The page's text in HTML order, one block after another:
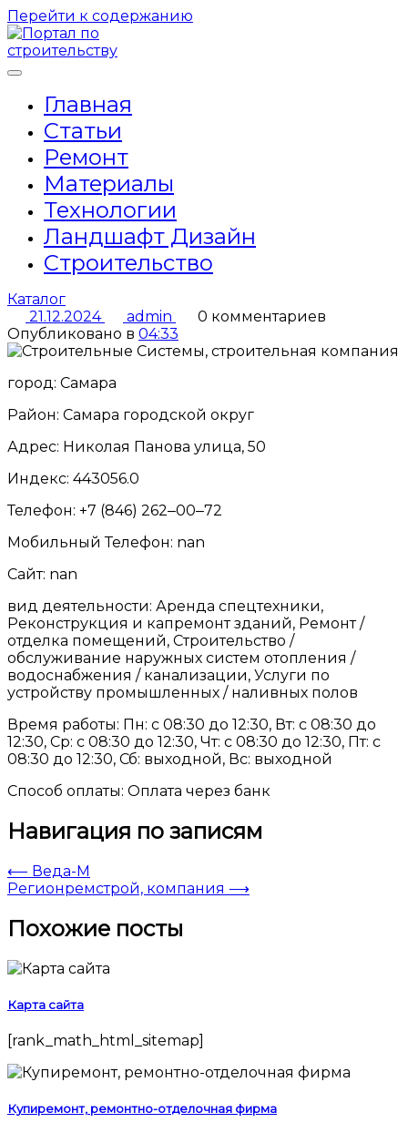
Перейти к содержанию
Главная
Статьи
Ремонт
Материалы
Технологии
Ландшафт Дизайн
Строительство
Каталог
21.12.2024
admin
0 комментариев
Опубликовано в 04:33
город: Самара
Район: Самара городской округ
Адрес: Николая Панова улица, 50
Индекс: 443056.0
Телефон: +7 (846) 262‒00‒72
Мобильный Телефон: nan
Сайт: nan
вид деятельности: Аренда спецтехники,
Реконструкция и капремонт зданий, Ремонт /
отделка помещений, Строительство /
обслуживание наружных систем отопления /
водоснабжения / канализации, Услуги по
устройству промышленных / наливных полов
Время работы: Пн: с 08:30 до 12:30, Вт: с 08:30 до
12:30, Ср: с 08:30 до 12:30, Чт: с 08:30 до 12:30, Пт: с
08:30 до 12:30, Сб: выходной, Вс: выходной
Способ оплаты: Оплата через банк
Навигация по записям
⟵ Веда-М
Регионремстрой, компания ⟶
Похожие посты
Карта сайта
[rank_math_html_sitemap]
Купиремонт, ремонтно-отделочная фирма